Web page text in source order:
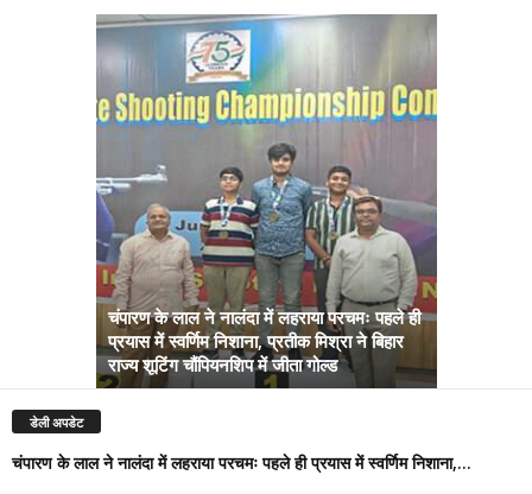
चंपारण के लाल ने नालंदा में लहराया परचमः पहले ही
प्रयास में स्वर्णिम निशाना, प्रतीक मिश्रा ने बिहार
राज्य शूटिंग चौंपियनशिप में जीता गोल्ड
डेली अपडेट
चंपारण के लाल ने नालंदा में लहराया परचमः पहले ही प्रयास में स्वर्णिम निशाना,...